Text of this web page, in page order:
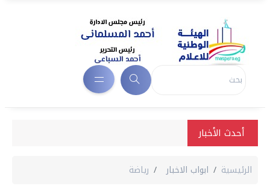
أحدث الأخبار
الرئيسية ابواب الاخبار رياضة